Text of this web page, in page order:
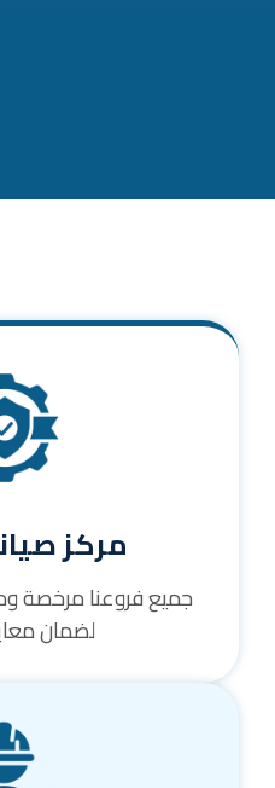
مركز
جميع فروعنا مرخصة
لضمان